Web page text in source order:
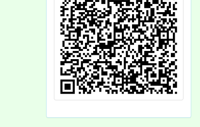
校「114學年度
期)身心障礙特
服務方案」特
助理人員服務
轉知大園國際高中6月
1日(星期六)辦理「校
園開放日Open Day
暨校務說明會」活動